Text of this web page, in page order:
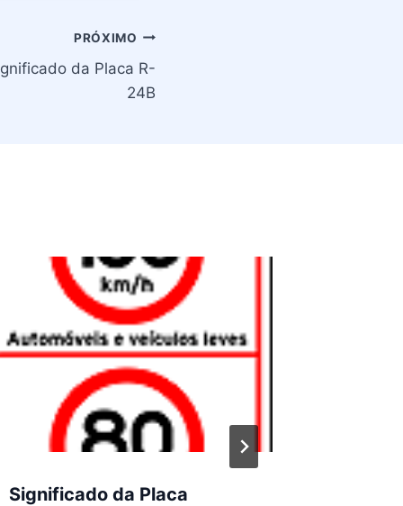
PRÓXIMO
da Placa R-
24B
Significado da Placa